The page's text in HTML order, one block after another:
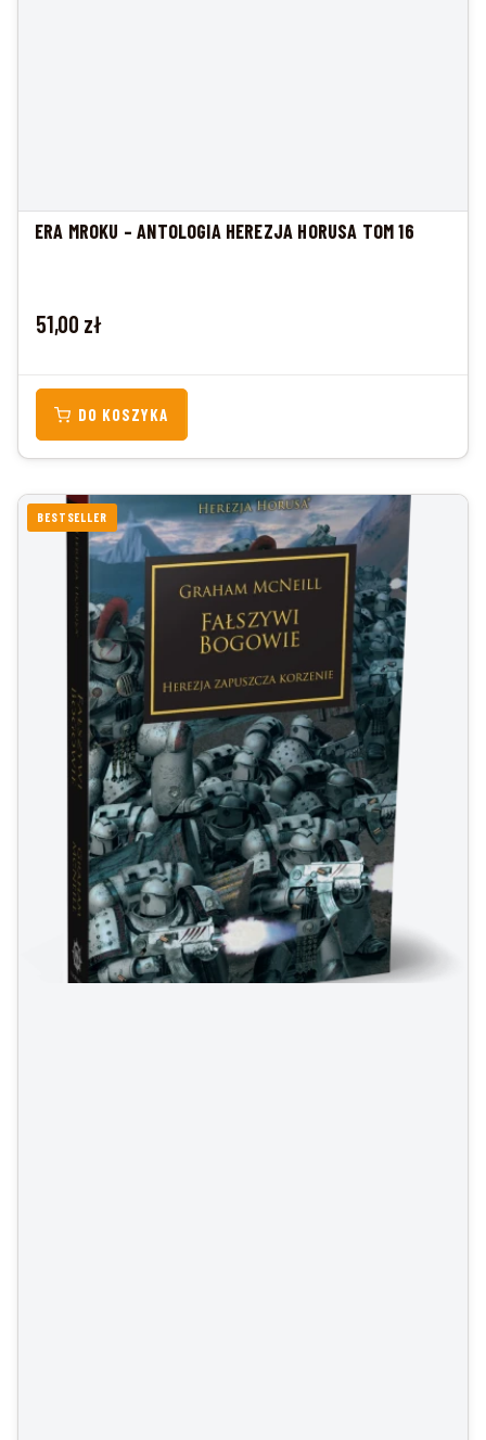
ERA MROKU – ANTOLOGIA HEREZJA HORUSA TOM 16
Cena
51,00 zł
DO KOSZYKA
BESTSELLER